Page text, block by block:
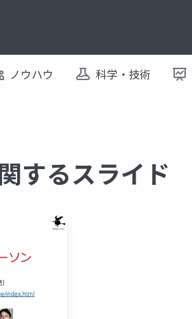
ノウハウ 科学・技術
するスライド